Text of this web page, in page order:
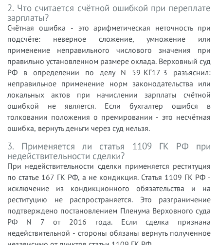
2. Что считается счётной ошибкой при переплате
зарплаты?
Счётная ошибка - это арифметическая неточность при
подсчёте: неверное сложение, умножение или
применение неправильного числового значения при
правильно установленном размере оклада. Верховный суд
РФ в определении по делу N 59-КГ17-3 разъяснил:
неправильное применение норм законодательства или
локальных актов при начислении зарплаты счётной
ошибкой не является. Если бухгалтер ошибся в
толковании положения о премировании - это несчётная
ошибка, вернуть деньги через суд нельзя.
3. Применяется ли статья 1109 ГК РФ при
недействительности сделки?
При недействительности сделки применяется реституция
по статье 167 ГК РФ, а не кондикция. Статья 1109 ГК РФ -
исключение из кондикционного обязательства и на
реституцию не распространяется. Это разграничение
подтверждено постановлением Пленума Верховного суда
РФ N 7 от 2016 года. Если сделка признана
недействительной - стороны обязаны вернуть полученное